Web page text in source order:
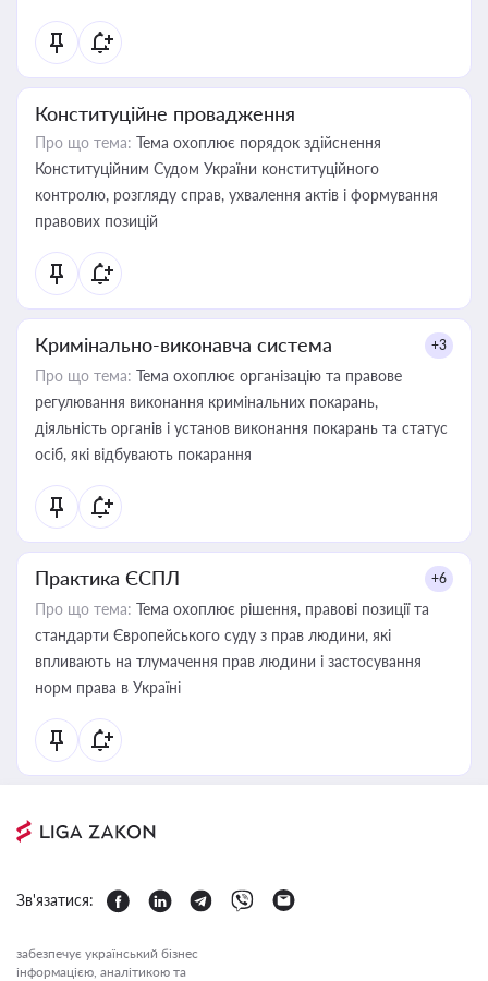
Конституційне провадження
Про що тема: Тема охоплює порядок здійснення
Конституційним Судом України конституційного
контролю, розгляду справ, ухвалення актів і формування
правових позицій
Кримінально-виконавча система +3
Про що тема: Тема охоплює організацію та правове
регулювання виконання кримінальних покарань,
діяльність органів і установ виконання покарань та статус
осіб, які відбувають покарання
Практика ЄСПЛ +6
Про що тема: Тема охоплює рішення, правові позиції та
стандарти Європейського суду з прав людини, які
впливають на тлумачення прав людини і застосування
норм права в Україні
Зв'язатися:
забезпечує український бізнес
інформацією, аналітикою та